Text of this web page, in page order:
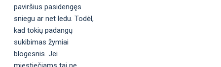
paviršius pasidengęs
sniegu ar net ledu. Todėl,
kad tokių padangų
sukibimas žymiai
blogesnis. Jei